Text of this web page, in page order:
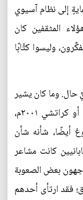
إلى نظام آسيوي
المثقفين كان
وليسوا كتَّابًا
حال. وما كان يشير
إليه في كيوتو ١٩٤٢م، كما في كابول أو كراتشي ٢٠٠١م،
أيضًا، شأنه شأن
كانت مشاعر
بعض الصعوبة
فقد ارتأى أحدهم